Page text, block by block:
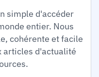
simple d'accéder
entier. Nous
cohérente et facile
articles d'actualité